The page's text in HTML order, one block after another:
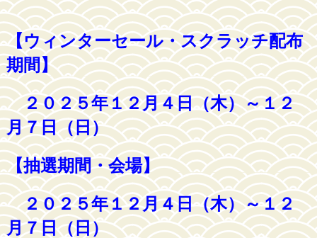
【ウィンターセール・スクラッチ配布
期間】
２０２５年１２月４日（木）～１２
月７日（日）
【抽選期間・会場】
２０２５年１２月４日（木）～１２
月７日（日）